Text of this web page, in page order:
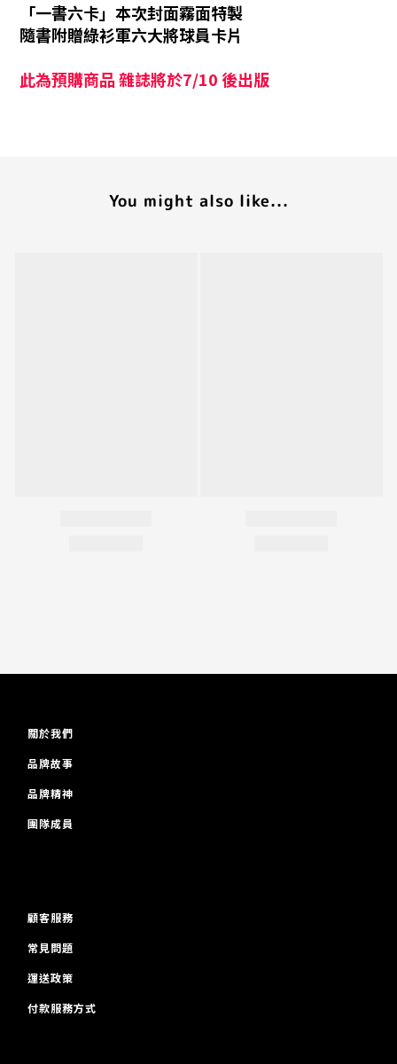
「一書六卡」 本次封面霧面特製
隨書附贈綠衫軍六大將球員卡片
此為預購商品 雜誌將於7/10 後出版
You might also like...
關於我們
品牌故事
品牌精神
團隊成員
顧客服務
常見問題
運送政策
付款服務方式